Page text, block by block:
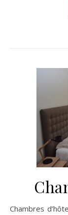
Chambres d’hôtes « Les Cresses » Rue du sacré cœur,7